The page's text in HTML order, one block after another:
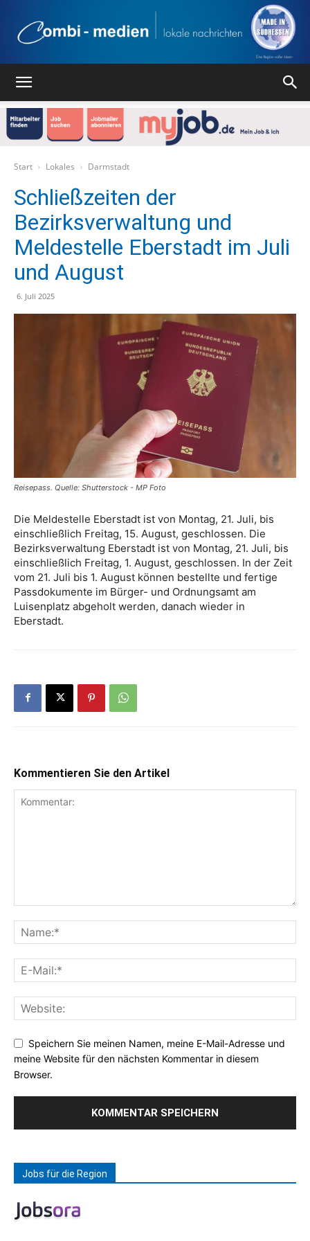
Verlag
Start Lokales Darmstadt
Schließzeiten der
Bezirksverwaltung und
Meldestelle Eberstadt im Juli
und August
6. Juli 2025
Reisepass. Quelle: Shutterstock - MP Foto
Die Meldestelle Eberstadt ist von Montag, 21. Juli, bis
einschließlich Freitag, 15. August, geschlossen. Die
Bezirksverwaltung Eberstadt ist von Montag, 21. Juli, bis
einschließlich Freitag, 1. August, geschlossen. In der Zeit
vom 21. Juli bis 1. August können bestellte und fertige
Passdokumente im Bürger- und Ordnungsamt am
Luisenplatz abgeholt werden, danach wieder in
Eberstadt.
Kommentieren Sie den Artikel
Speichern Sie meinen Namen, meine E-Mail-Adresse und
meine Website für den nächsten Kommentar in diesem
Browser.
Jobs für die Region